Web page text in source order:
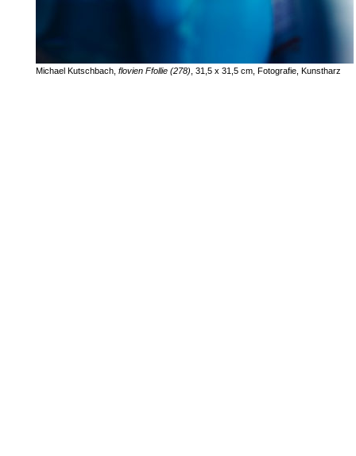
Michael Kutschbach, flovien Ffollie (278) , 31,5 x 31,5 cm, Fotografie, Kunstharz